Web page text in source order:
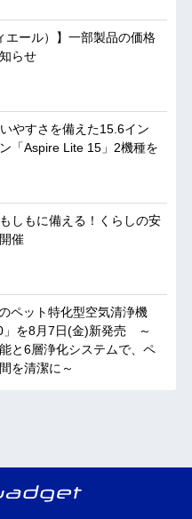
エール）】一部製品の価格
らせ
やすさを備えた15.6イン
「Aspire Lite 15」2機種を
しもに備える！くらしの安
催
ペット特化型空気清浄機
」を8月7日(金)新発売 ～
と6層浄化システムで、ペ
を清潔に～